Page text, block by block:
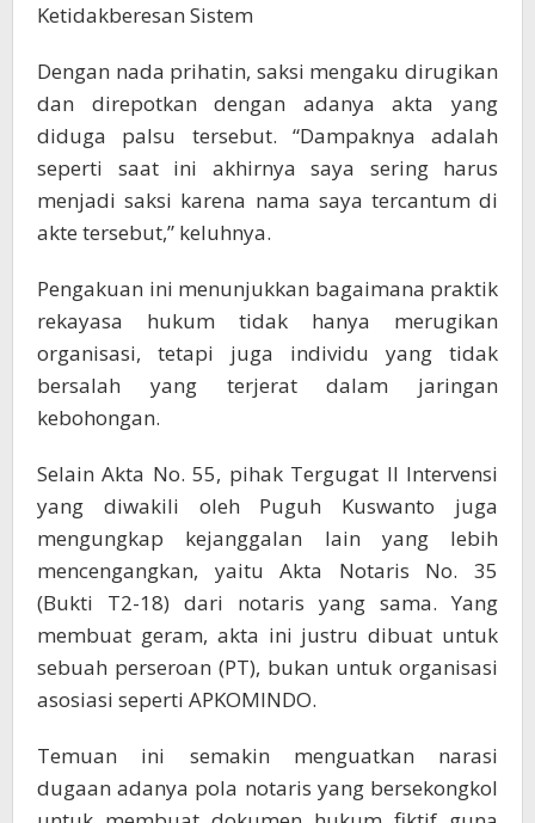
Ketidakberesan Sistem
Dengan nada prihatin, saksi mengaku dirugikan
dan direpotkan dengan adanya akta yang
diduga palsu tersebut. “Dampaknya adalah
seperti saat ini akhirnya saya sering harus
menjadi saksi karena nama saya tercantum di
akte tersebut,” keluhnya.
Pengakuan ini menunjukkan bagaimana praktik
rekayasa hukum tidak hanya merugikan
organisasi, tetapi juga individu yang tidak
bersalah yang terjerat dalam jaringan
kebohongan.
Selain Akta No. 55, pihak Tergugat II Intervensi
yang diwakili oleh Puguh Kuswanto juga
mengungkap kejanggalan lain yang lebih
mencengangkan, yaitu Akta Notaris No. 35
(Bukti T2-18) dari notaris yang sama. Yang
membuat geram, akta ini justru dibuat untuk
sebuah perseroan (PT), bukan untuk organisasi
asosiasi seperti APKOMINDO.
Temuan ini semakin menguatkan narasi
dugaan adanya pola notaris yang bersekongkol